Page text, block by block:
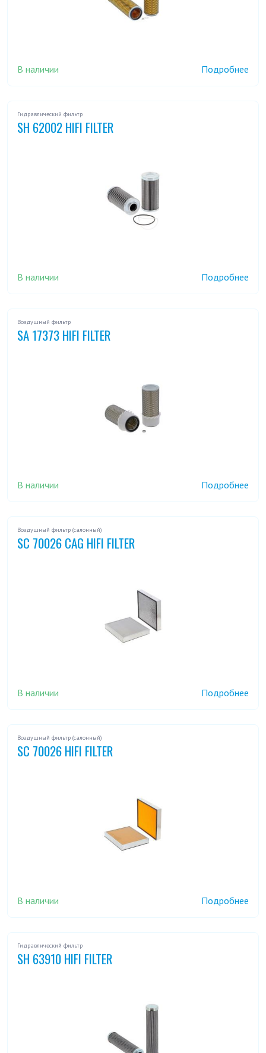
В наличии Подробнее
Гидравлический фильтр
SH 62002 HIFI FILTER
В наличии Подробнее
Воздушный фильтр
SA 17373 HIFI FILTER
В наличии Подробнее
Воздушный фильтр (салонный)
SC 70026 CAG HIFI FILTER
В наличии Подробнее
Воздушный фильтр (салонный)
SC 70026 HIFI FILTER
В наличии Подробнее
Гидравлический фильтр
SH 63910 HIFI FILTER